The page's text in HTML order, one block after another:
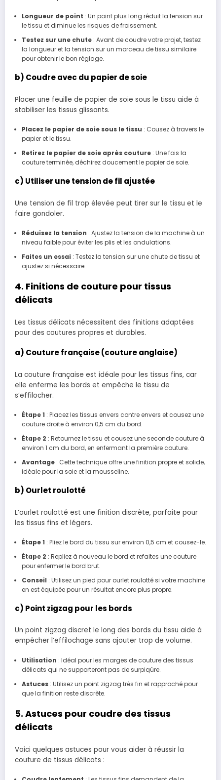
Longueur de point : Un point plus long réduit la tension sur
le tissu et diminue les risques de froissement.
Testez sur une chute: Avant de coudre votre projet, testez
la longueur et la tension sur un morceau de tissu similaire
pour obtenir le bon réglage.
b) Coudre avec du papier de soie
Placer une feuille de papier de soie sous le tissu aide à
stabiliser les tissus glissants.
Placez le papier de soie sous le tissu : Cousez à travers le
papier et le tissu.
Retirez le papier de soie après couture: Une fois la
couture terminée, déchirez doucement le papier de soie.
c) Utiliser une tension de fil ajustée
Une tension de fil trop élevée peut tirer sur le tissu et le
faire gondoler.
Réduisez la tension : Ajustez la tension de la machine à un
niveau faible pour éviter les plis et les ondulations.
Faites un essai : Testez la tension sur une chute de tissu et
ajustez si nécessaire.
4. Finitions de couture pour tissus
délicats
Les tissus délicats nécessitent des finitions adaptées
pour des coutures propres et durables.
a) Couture française (couture anglaise)
La couture française est idéale pour les tissus fins, car
elle enferme les bords et empêche le tissu de
s’effilocher.
Étape 1 : Placez les tissus envers contre envers et cousez une
couture droite à environ 0,5 cm du bord.
Étape 2 : Retournez le tissu et cousez une seconde couture à
environ 1 cm du bord, en enfermant la première couture.
Avantage: Cette technique offre une finition propre et solide,
idéale pour la soie et la mousseline.
b) Ourlet roulotté
L’ourlet roulotté est une finition discrète, parfaite pour
les tissus fins et légers.
Étape 1 : Pliez le bord du tissu sur environ 0,5 cm et cousez-le.
Étape 2 : Repliez à nouveau le bord et refaites une couture
pour enfermer le bord brut.
Conseil : Utilisez un pied pour ourlet roulotté si votre machine
en est équipée pour un résultat encore plus propre.
c) Point zigzag pour les bords
Un point zigzag discret le long des bords du tissu aide à
empêcher l’effilochage sans ajouter trop de volume.
Utilisation : Idéal pour les marges de couture des tissus
délicats qui ne supporteront pas de surpiqûre.
Astuces: Utilisez un point zigzag très fin et rapproché pour
que la finition reste discrète.
5. Astuces pour coudre des tissus
délicats
Voici quelques astuces pour vous aider à réussir la
couture de tissus délicats :